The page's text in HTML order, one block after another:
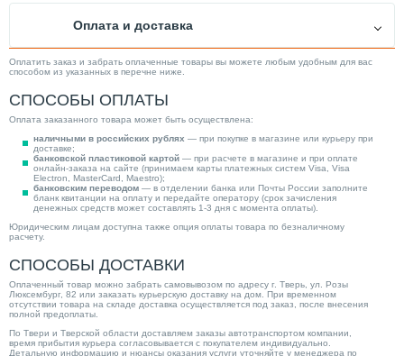
Камера сгорания
Закрытая
Тип дымохода
Кол-во контуров
Одноконтурный
Коэфициент полезного действия (%)
Категория
Оплата и доставка
Оплатить заказ и забрать оплаченные товары вы можете любым удобным для вас
способом из указанных в перечне ниже.
СПОСОБЫ ОПЛАТЫ
Оплата заказанного товара может быть осуществлена:
наличными в российских рублях — при покупке в магазине или курьеру при
доставке;
банковской пластиковой картой — при расчете в магазине и при оплате
онлайн-заказа на сайте (принимаем карты платежных систем Visa, Visa
Electron, MasterCard, Maestro);
банковским переводом — в отделении банка или Почты России заполните
бланк квитанции на оплату и передайте оператору (срок зачисления
денежных средств может составлять 1-3 дня с момента оплаты).
Юридическим лицам доступна также опция оплаты товара по безналичному
расчету.
СПОСОБЫ ДОСТАВКИ
Оплаченный товар можно забрать самовывозом по адресу г. Тверь, ул. Розы
Люксембург, 82 или заказать курьерскую доставку на дом. При временном
отсутствии товара на складе доставка осуществляется под заказ, после внесения
полной предоплаты.
По Твери и Тверской области доставляем заказы автотранспортом компании,
время прибытия курьера согласовывается с покупателем индивидуально.
Детальную информацию и нюансы оказания услуги уточняйте у менеджера по